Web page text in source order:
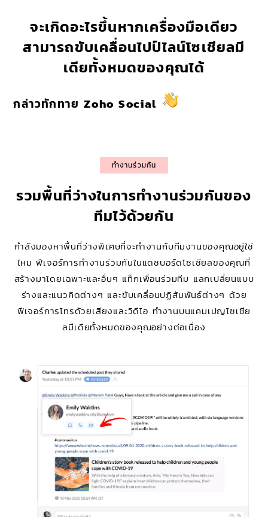
จะเกิดอะไรขึ้นหากเครื่องมือเดียว
สามารถขับเคลื่อนไปป์ไลน์โซเชียลมี
เดียทั้งหมดของคุณได้
กล่าวทักทายZoho Social
ทำงานร่วมกัน
รวมพื้นที่ว่างในการทำงานร่วมกันของ
ทีมไว้ด้วยกัน
กำลังมองหาพื้นที่ว่างพิเศษที่จะทำงานกับทีมงานของคุณอยู่ใช่
ไหม ฟีเจอร์การทำงานร่วมกันในแดชบอร์ดโซเชียลของคุณที่
สร้างมาโดยเฉพาะและอื่นๆ แท็กเพื่อนร่วมทีม แลกเปลี่ยนแบบ
ร่างและแนวคิดต่างๆ และขับเคลื่อนปฏิสัมพันธ์ต่างๆ ด้วย
ฟีเจอร์การโทรด้วยเสียงและวิดีโอ ทำงานบนแคมเปญโซเชีย
ลมีเดียทั้งหมดของคุณอย่างต่อเนื่อง